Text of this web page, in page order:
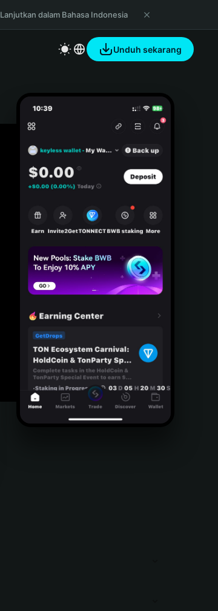
Lanjutkan dalam Bahasa Indonesia
Unduh sekarang